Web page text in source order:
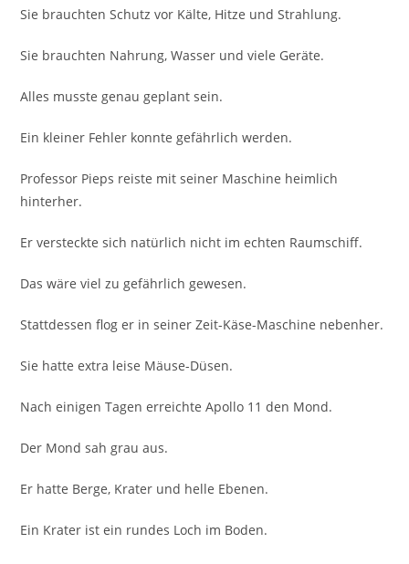
Sie brauchten Schutz vor Kälte, Hitze und Strahlung.
Sie brauchten Nahrung, Wasser und viele Geräte.
Alles musste genau geplant sein.
Ein kleiner Fehler konnte gefährlich werden.
Professor Pieps reiste mit seiner Maschine heimlich
hinterher.
Er versteckte sich natürlich nicht im echten Raumschiff.
Das wäre viel zu gefährlich gewesen.
Stattdessen flog er in seiner Zeit-Käse-Maschine nebenher.
Sie hatte extra leise Mäuse-Düsen.
Nach einigen Tagen erreichte Apollo 11 den Mond.
Der Mond sah grau aus.
Er hatte Berge, Krater und helle Ebenen.
Ein Krater ist ein rundes Loch im Boden.